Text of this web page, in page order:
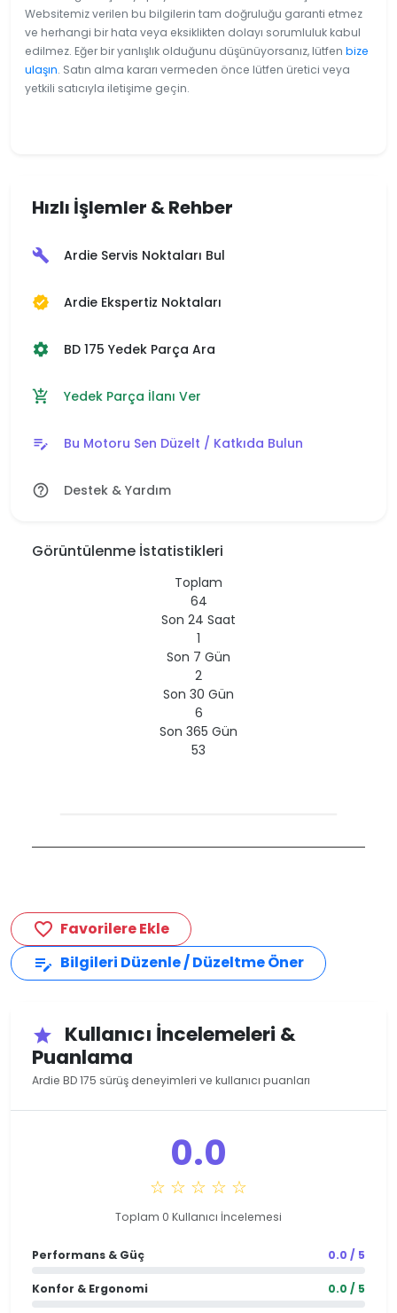
Websitemiz verilen bu bilgilerin tam doğruluğu garanti etmez
ve herhangi bir hata veya eksiklikten dolayı sorumluluk kabul
edilmez. Eğer bir yanlışlık olduğunu düşünüyorsanız, lütfen bize
ulaşın. Satın alma kararı vermeden önce lütfen üretici veya
yetkili satıcıyla iletişime geçin.
Hızlı İşlemler & Rehber
build Ardie Servis Noktaları Bul
verified Ardie Ekspertiz Noktaları
settings BD 175 Yedek Parça Ara
add_shopping_cart Yedek Parça İlanı Ver
edit_note Bu Motoru Sen Düzelt / Katkıda Bulun
help_outline Destek & Yardım
Görüntülenme İstatistikleri
Toplam
64
Son 24 Saat
1
Son 7 Gün
2
Son 30 Gün
6
Son 365 Gün
53
favorite_border Favorilere Ekle
edit_note Bilgileri Düzenle / Düzeltme Öner
star
Kullanıcı İncelemeleri &
Puanlama
Ardie BD 175 sürüş deneyimleri ve kullanıcı puanları
0.0
☆ ☆ ☆ ☆ ☆
Toplam 0 Kullanıcı İncelemesi
Performans & Güç 0.0 / 5
Konfor & Ergonomi 0.0 / 5